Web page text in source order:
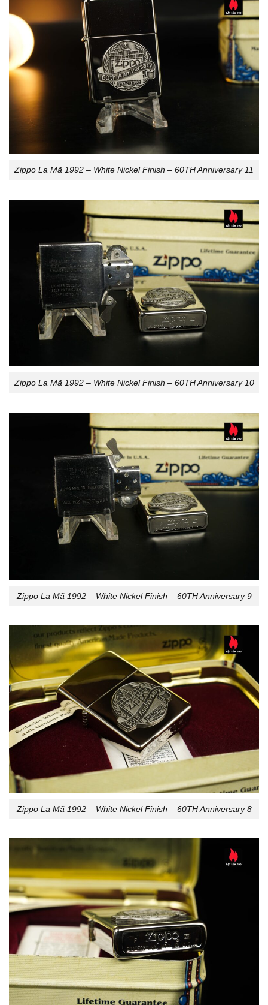
Zippo La Mã 1992 – White Nickel Finish – 60TH Anniversary 11
Zippo La Mã 1992 – White Nickel Finish – 60TH Anniversary 10
Zippo La Mã 1992 – White Nickel Finish – 60TH Anniversary 9
Zippo La Mã 1992 – White Nickel Finish – 60TH Anniversary 8